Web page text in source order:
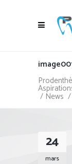
/ News /
24
mars